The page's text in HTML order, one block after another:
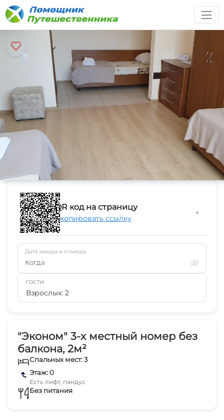
"Эконом" 3-х местный номер без
балкона, 2м²
Спальных мест: 3
Этаж: 0
Есть лифт, пандус
Без питания
QR код на страницу
Скопировать ссылку
▼
Дата заезда и отъезда
Когда
ГОСТИ
Взрослых: 2